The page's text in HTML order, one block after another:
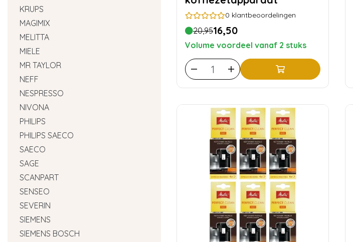
KRUPS
MAGIMIX
MELITTA
MIELE
MR TAYLOR
NEFF
NESPRESSO
NIVONA
PHILIPS
PHILIPS SAECO
SAECO
SAGE
SCANPART
SENSEO
SEVERIN
SIEMENS
SIEMENS BOSCH
0 klantbeoordelingen
20,9516,50
Volume voordeel vanaf 2 stuks